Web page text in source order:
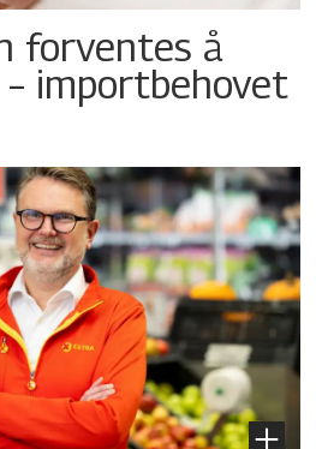
forventes å
importbehovet